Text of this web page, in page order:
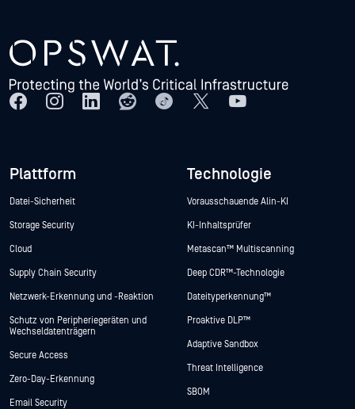
Plattform
Datei-Sicherheit
Storage Security
Cloud
Supply Chain Security
Netzwerk-Erkennung und -Reaktion
Schutz von Peripheriegeräten und
Wechseldatenträgern
Secure Access
Zero-Day-Erkennung
Email Security
Technologie
Vorausschauende Alin-KI
KI-Inhaltsprüfer
Metascan™ Multiscanning
Deep CDR™-Technologie
Dateityperkennung™
Proaktive DLP™
Adaptive Sandbox
Threat Intelligence
SBOM